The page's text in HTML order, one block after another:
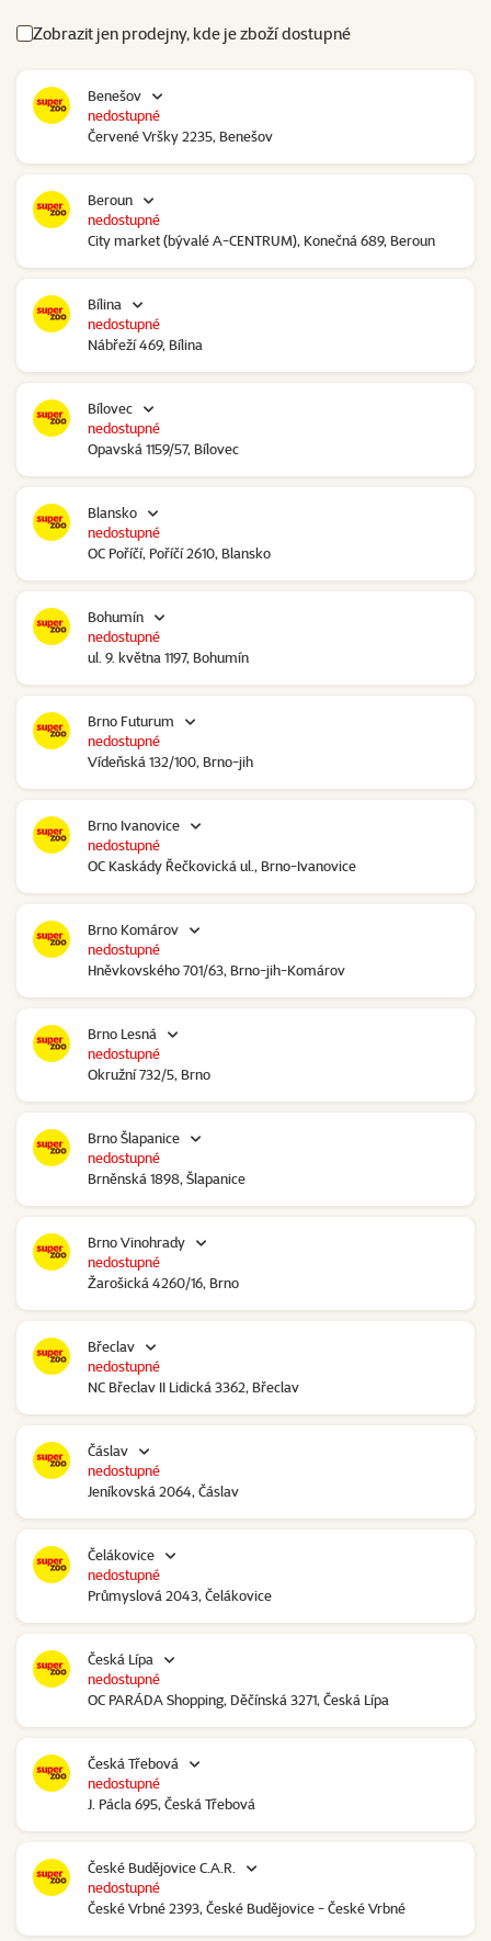
Zobrazit jen prodejny, kde je zboží dostupné
Benešov
Červené Vršky 2235, Benešov
nedostupné
Beroun
City market (bývalé A-CENTRUM), Konečná 689, Beroun
nedostupné
Bílina
Nábřeží 469, Bílina
nedostupné
Bílovec
Opavská 1159/57, Bílovec
nedostupné
Blansko
OC Poříčí, Poříčí 2610, Blansko
nedostupné
Bohumín
ul. 9. května 1197, Bohumín
nedostupné
Brno Futurum
Vídeňská 132/100, Brno-jih
nedostupné
Brno Ivanovice
OC Kaskády Řečkovická ul., Brno-Ivanovice
nedostupné
Brno Komárov
Hněvkovského 701/63, Brno-jih-Komárov
nedostupné
Brno Lesná
Okružní 732/5, Brno
nedostupné
Brno Šlapanice
Brněnská 1898, Šlapanice
nedostupné
Brno Vinohrady
Žarošická 4260/16, Brno
nedostupné
Břeclav
NC Břeclav II Lidická 3362, Břeclav
nedostupné
Čáslav
Jeníkovská 2064, Čáslav
nedostupné
Čelákovice
Průmyslová 2043, Čelákovice
nedostupné
Česká Lípa
OC PARÁDA Shopping, Děčínská 3271, Česká Lípa
nedostupné
Česká Třebová
J. Pácla 695, Česká Třebová
nedostupné
České Budějovice C.A.R.
České Vrbné 2393, České Budějovice - České Vrbné
nedostupné